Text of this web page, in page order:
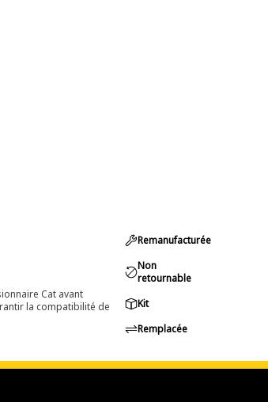
Cat avant
la compatibilité de
Remanufacturée
Non
retournable
Kit
Remplacée